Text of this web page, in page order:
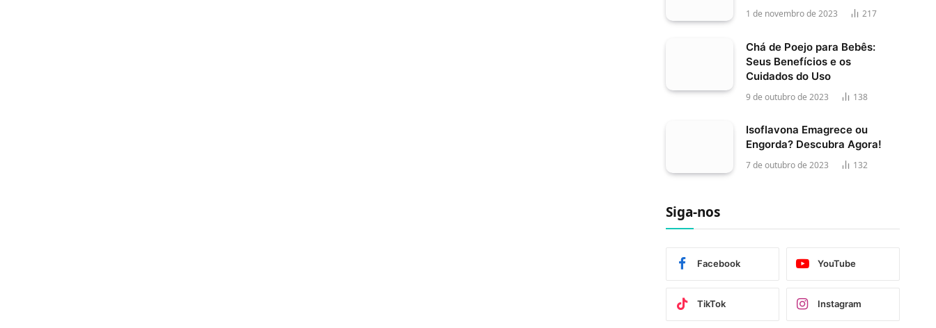
1 de novembro de 2023 217
Chá de Poejo para Bebês:
Seus Benefícios e os
Cuidados do Uso
9 de outubro de 2023 138
Isoflavona Emagrece ou
Engorda? Descubra Agora!
7 de outubro de 2023 132
Siga-nos
Facebook YouTube
TikTok Instagram